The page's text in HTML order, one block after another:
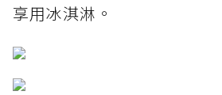
享用冰淇淋。